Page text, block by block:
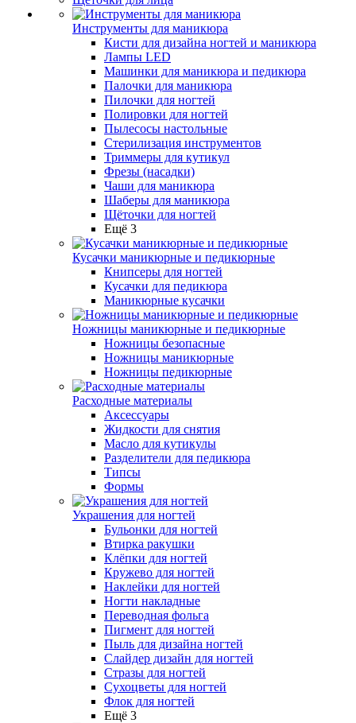
Инструменты для маникюра
Кисти для дизайна ногтей и маникюра
Лампы LED
Машинки для маникюра и педикюра
Палочки для маникюра
Пилочки для ногтей
Полировки для ногтей
Пылесосы настольные
Стерилизация инструментов
Триммеры для кутикул
Фрезы (насадки)
Чаши для маникюра
Шаберы для маникюра
Щёточки для ногтей
Ещё 3
Кусачки маникюрные и педикюрные
Книпсеры для ногтей
Кусачки для педикюра
Маникюрные кусачки
Ножницы маникюрные и педикюрные
Ножницы безопасные
Ножницы маникюрные
Ножницы педикюрные
Расходные материалы
Аксессуары
Жидкости для снятия
Масло для кутикулы
Разделители для педикюра
Типсы
Формы
Украшения для ногтей
Бульонки для ногтей
Втирка ракушки
Клёпки для ногтей
Кружево для ногтей
Наклейки для ногтей
Ногти накладные
Переводная фольга
Пигмент для ногтей
Пыль для дизайна ногтей
Слайдер дизайн для ногтей
Стразы для ногтей
Сухоцветы для ногтей
Флок для ногтей
Ещё 3